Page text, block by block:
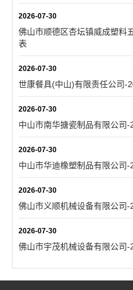
2026-07-30
佛山市顺德区杏坛镇威成塑料
表
2026-07-30
世康餐具(中山)有限责任公司-
2026-07-30
中山市南华搪瓷制品有限公司
2026-07-30
中山市华迪橡塑制品有限公司
2026-07-30
佛山市义顺机械设备有限公司
2026-07-30
佛山市宇茂机械设备有限公司